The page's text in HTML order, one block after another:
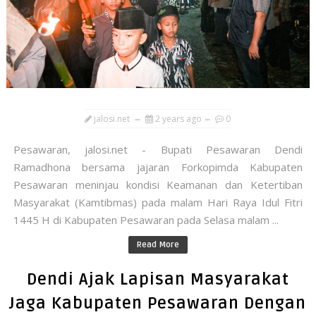
jalosi.net 2 years ago 0
Pesawaran, jalosi.net - Bupati Pesawaran Dendi
Ramadhona bersama jajaran Forkopimda Kabupaten
Pesawaran meninjau kondisi Keamanan dan Ketertiban
Masyarakat (Kamtibmas) pada malam Hari Raya Idul Fitri
1445 H di Kabupaten Pesawaran pada Selasa malam ...
Read More
Dendi Ajak Lapisan Masyarakat
Jaga Kabupaten Pesawaran Dengan